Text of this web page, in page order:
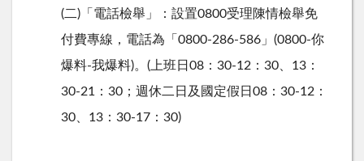
(二) 「電話檢舉」：設置0800受理陳情檢舉免
付費專線，電話為「 0800-286-586 」 (0800-你
爆料-我爆料)。 ( 上班日 08 ： 30-12 ： 30 13 ：
30-21
： 30 ；週休二日及國定假日 08 ： 30-12 ：
30
13 ： 30-17 ： 30)